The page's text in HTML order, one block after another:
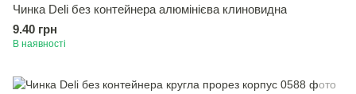
Чинка Deli без контейнера алюмiнiєва клиновидна
9.40 грн
В наявності